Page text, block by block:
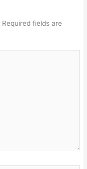
Required fields are